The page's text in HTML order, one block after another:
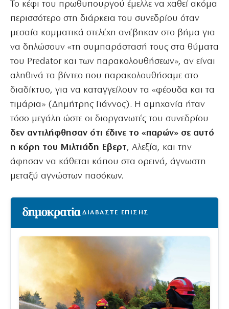
Το κέφι του πρωθυπουργού έμελλε να χαθεί ακόμα
περισσότερο στη διάρκεια του συνεδρίου όταν
μεσαία κομματικά στελέχη ανέβηκαν στο βήμα για
να δηλώσουν «τη συμπαράστασή τους στα θύματα
του Predator και των παρακολουθήσεων», αν είναι
αληθινά τα βίντεο που παρακολουθήσαμε στο
διαδίκτυο, για να καταγγείλουν τα «φέουδα και τα
τιμάρια» (Δημήτρης Γιάννος). Η αμηχανία ήταν
τόσο μεγάλη ώστε οι διοργανωτές του συνεδρίου
δεν αντιλήφθησαν ότι έδινε το «παρών» σε αυτό
η κόρη του Μιλτιάδη Εβερτ, Αλεξία, και την
άφησαν να κάθεται κάπου στα ορεινά, άγνωστη
μεταξύ αγνώστων πασόκων.
ΔΙΑΒΑΣΤΕ ΕΠΙΣΗΣ